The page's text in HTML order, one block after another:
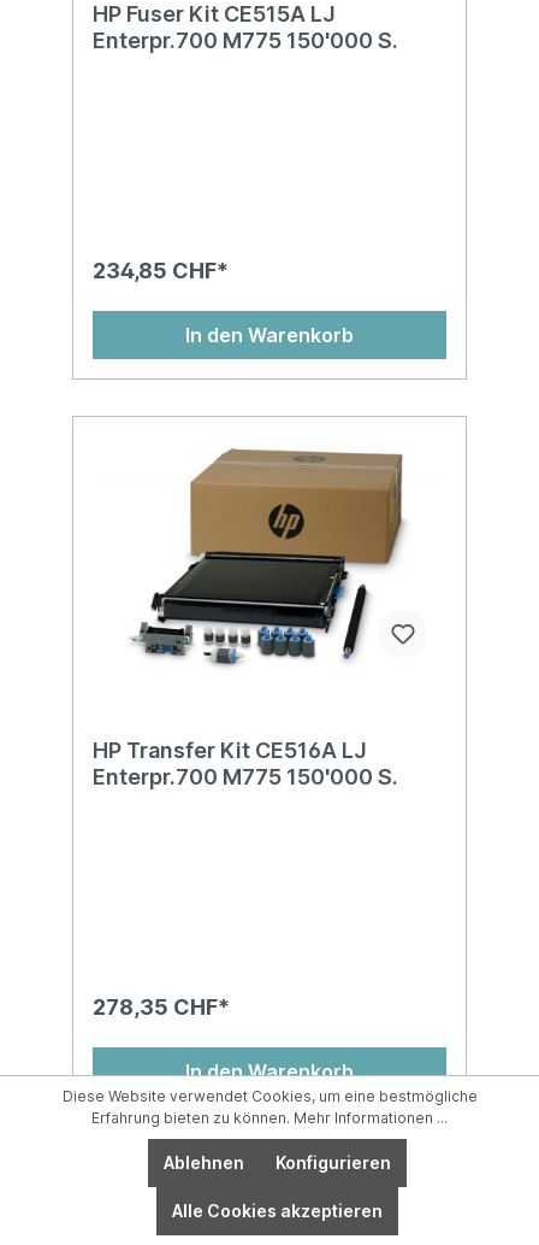
HP Fuser Kit CE515A LJ
Enterpr.700 M775 150'000 S.
234,85 CHF*
In den Warenkorb
HP Transfer Kit CE516A LJ
Enterpr.700 M775 150'000 S.
278,35 CHF*
In den Warenkorb
Diese Website verwendet Cookies, um eine bestmögliche
Erfahrung bieten zu können. Mehr Informationen ...
Ablehnen Konfigurieren
Alle Cookies akzeptieren